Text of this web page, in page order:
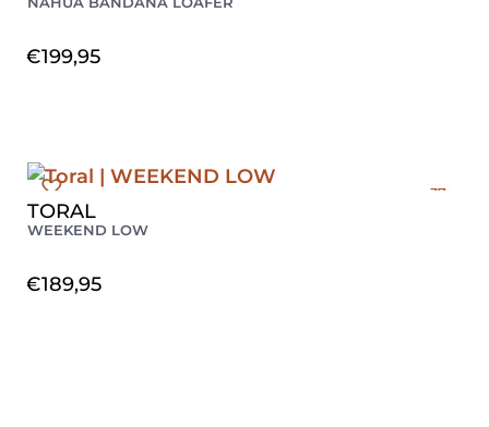
€199,95
TORAL
WEEKEND LOW
€189,95
37